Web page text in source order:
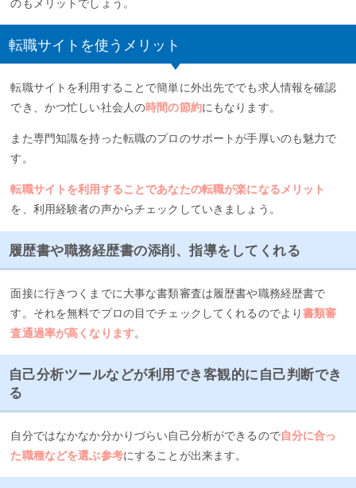
のもメリットでしょう。
転職サイトを使うメリット
転職サイトを利用することで簡単に外出先ででも求人情報を確認
でき、かつ忙しい社会人の時間の節約にもなります。
また専門知識を持った転職のプロのサポートが手厚いのも魅力で
す。
転職サイトを利用することであなたの転職が楽になるメリット
を、利用経験者の声からチェックしていきましょう。
履歴書や職務経歴書の添削、指導をしてくれる
面接に行きつくまでに大事な書類審査は履歴書や職務経歴書で
す。それを無料でプロの目でチェックしてくれるのでより書類審
査通過率が高くなります。
自己分析ツールなどが利用でき客観的に自己判断でき
る
自分ではなかなか分かりづらい自己分析ができるので自分に合っ
た職種などを選ぶ参考にすることが出来ます。